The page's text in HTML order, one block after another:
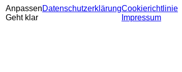
Anpassen
Geht klar
DatenschutzerklärungCookierichtlinie
Impressum